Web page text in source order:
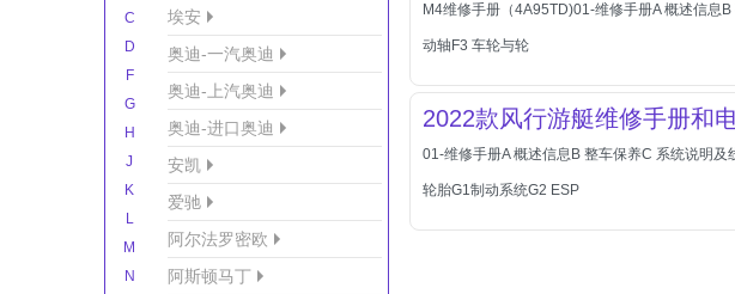
C
D
F
G
H
J
K
L
M
N
埃安
奥迪-一汽奥迪
奥迪-上汽奥迪
奥迪-进口奥迪
安凯
爱驰
阿尔法罗密欧
阿斯顿马丁
M4维修手册（4A95TD)01-维修手册A 概述信息
动轴F3 车轮与轮
2022款风行游艇维修手册和
01-维修手册A 概述信息B 整车保养C 系统说明
轮胎G1制动系统G2 ESP